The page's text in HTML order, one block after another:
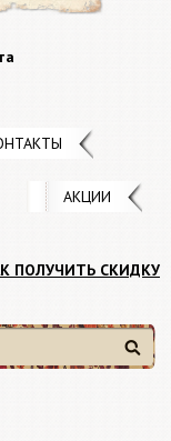
АКЦИИ
ПОЛУЧИТЬ СКИДКУ
Найти